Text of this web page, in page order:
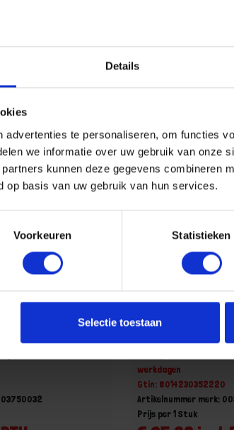
Details
advertenties te personaliseren, om functies
we informatie over uw gebruik van onze
kunnen deze gegevens combineren
op basis van uw gebruik van hun services.
Voorkeuren Statistieken
Selectie toestaan
+ -
45° gebogen platte
BETA Pijpentang
werkdagen
Gtin: 8014230352220
Artikelnummer merk:
Prijs per 1 Stuk